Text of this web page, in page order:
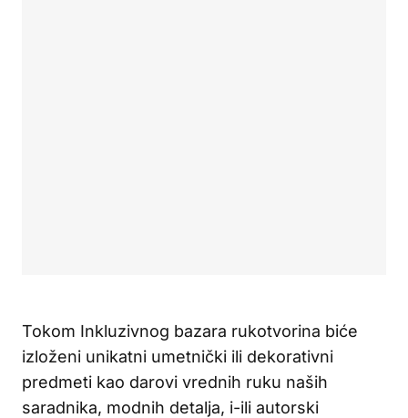
Tokom Inkluzivnog bazara rukotvorina biće
izloženi unikatni umetnički ili dekorativni
predmeti kao darovi vrednih ruku naših
saradnika, modnih detalja, i-ili autorski